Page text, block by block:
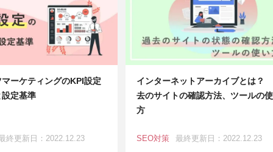
マーケティングのKPI設定
定基準
終更新日：2022.12.23
インターネットアーカイブとは？
去のサイトの確認方法、ツールの
方
SEO対策 最終更新日：2022.12.23